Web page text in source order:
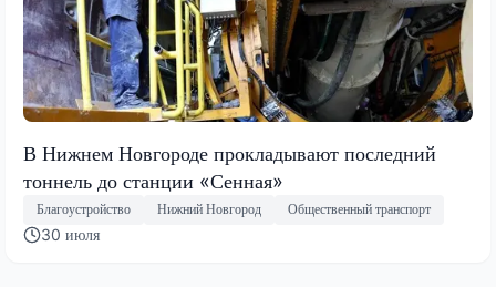
В Нижнем Новгороде прокладывают последний
тоннель до станции «Сенная»
Благоустройство Нижний Новгород Общественный транспорт
30 июля